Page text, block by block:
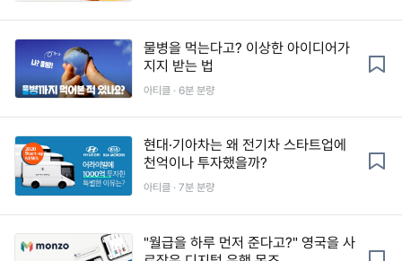
물병을 먹는다고? 이상한 아이디어가
지지 받는 법
아티클 · 6분 분량
현대·기아차는 왜 전기차 스타트업에
천억이나 투자했을까?
아티클 · 7분 분량
"월급을 하루 먼저 준다고?" 영국을 사